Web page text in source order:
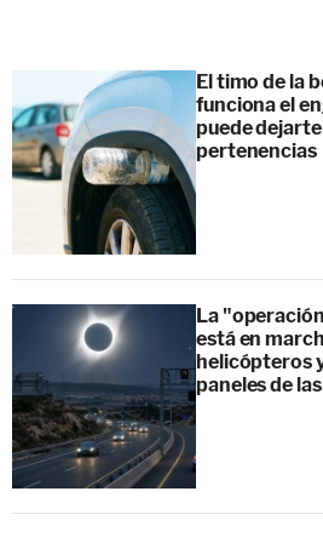
El timo de la
funciona el
puede
pertenencias
La
está en
helicópteros
paneles de